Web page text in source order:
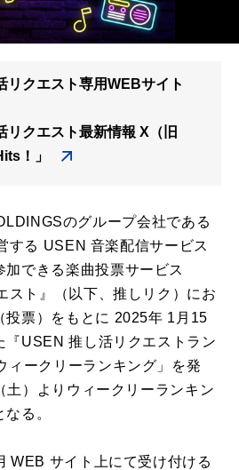
リクエスト専用WEBサイト
リクエスト最新情報 X（旧
！」
のグループ会社である
する USEN 音楽配信サービス
加できる楽曲投票サービス
スト』（以下、推しリク）にお
投票）をもとに 2025年 1月15
『USEN 推し活リクエストラン
ィークリーランキング」を発
）よりウィークリーランキン
る。
WEB サイト上にて受け付ける